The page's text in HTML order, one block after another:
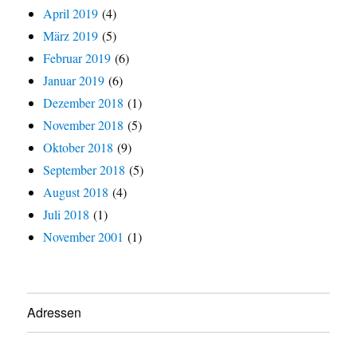
April 2019 (4)
März 2019 (5)
Februar 2019 (6)
Januar 2019 (6)
Dezember 2018 (1)
November 2018 (5)
Oktober 2018 (9)
September 2018 (5)
August 2018 (4)
Juli 2018 (1)
November 2001 (1)
Adressen